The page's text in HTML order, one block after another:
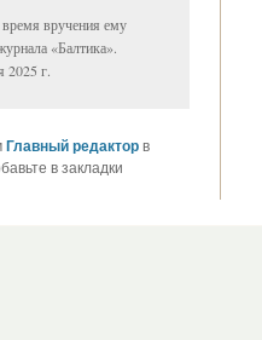
вручения ему
«Балтика».
2025 г.
Главный редакторв
в закладки